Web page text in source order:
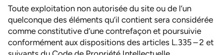
Toute exploitation non autorisée du site ou de l’un
quelconque des éléments qu’il contient sera considérée
comme constitutive d’une contrefaçon et poursuivie
conformément aux dispositions des articles L.335 – 2 et